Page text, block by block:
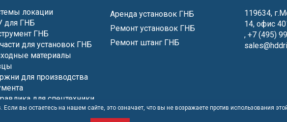
Если вы остаетесь на нашем сайте, это означает, что вы не возражаете против использования
локации
для ГНБ
ГНБ
для установок ГНБ
материалы
для производства
для спецтехники
ГНБ
Аренда установок ГНБ
Ремонт установок ГНБ
Ремонт штанг ГНБ
119634,
14, офис
, +7 (495)